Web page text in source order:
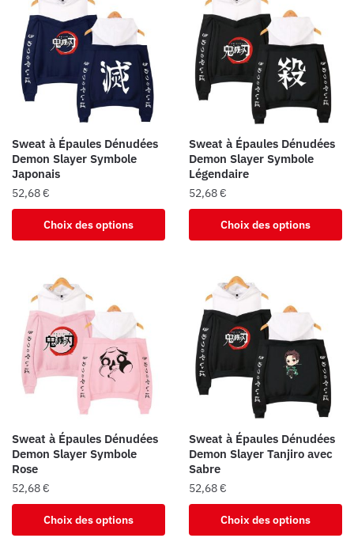
Les
options
peuvent
être
choisies
page
du
produit
Les
options
peuvent
être
choisies
sur
page
du
produit
Sweat à Épaules Dénudées
Demon Slayer Symbole
Japonais
52,68€
Choix des options
produit
plusieurs
variations.
Les
options
peuvent
être
choisies
page
du
produit
Sweat à Épaules Dénudées
Demon Slayer Symbole
Légendaire
52,68€
Choix des options
produit
plusieurs
variations.
Les
options
peuvent
être
choisies
page
du
produit
Sweat à Épaules Dénudées
Demon Slayer Symbole
Rose
52,68€
Choix des options
produit
Sweat à Épaules Dénudées
Demon Slayer Tanjiro avec
Sabre
52,68€
Choix des options
produit